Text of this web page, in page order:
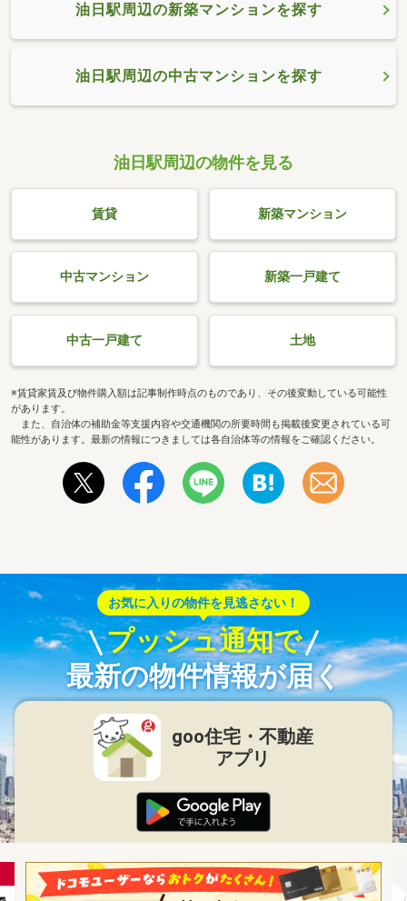
油日駅周辺の新築マンションを探す
油日駅周辺の中古マンションを探す
油日駅周辺の物件を見る
賃貸 新築マンション
中古マンション 新築一戸建て
中古一戸建て 土地
※賃貸家賃及び物件購入額は記事制作時点のものであり、その後変動している可能性
があります。
また、自治体の補助金等支援内容や交通機関の所要時間も掲載後変更されている可
能性があります。最新の情報につきましては各自治体等の情報をご確認ください。
お気に入りの物件を見逃さない！
プッシュ通知で
最新の物件情報が届く
goo住宅・不動産
アプリ